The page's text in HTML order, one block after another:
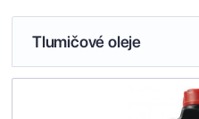
Tlumičové oleje